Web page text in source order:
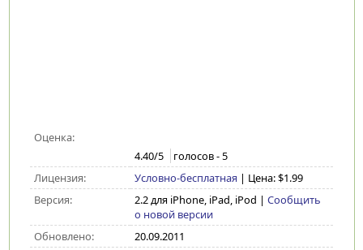
Оценка:
4.40/5 голосов -5
Лицензия:
Условно-бесплатная | Цена: $1.99
Версия:
2.2 для iPhone, iPad, iPod | Сообщить
о новой версии
Обновлено:
20.09.2011